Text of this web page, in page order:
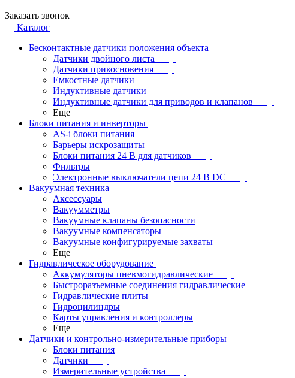
Заказать звонок
Каталог
Бесконтактные датчики положения объекта
Датчики двойного листа
Датчики прикосновения
Емкостные датчики
Индуктивные датчики
Индуктивные датчики для приводов и клапанов
Еще
Блоки питания и инверторы
AS-i блоки питания
Барьеры искрозащиты
Блоки питания 24 В для датчиков
Фильтры
Электронные выключатели цепи 24 В DC
Вакуумная техника
Аксессуары
Вакуумметры
Вакуумные клапаны безопасности
Вакуумные компенсаторы
Вакуумные конфигурируемые захваты
Еще
Гидравлическое оборудование
Аккумуляторы пневмогидравлические
Быстроразъемные соединения гидравлические
Гидравлические плиты
Гидроцилиндры
Карты управления и контроллеры
Еще
Датчики и контрольно-измерительные приборы
Блоки питания
Датчики
Измерительные устройства